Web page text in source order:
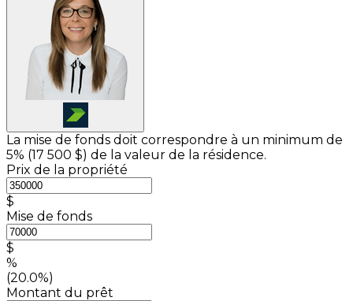
La mise de fonds doit correspondre à un minimum de
5% (17 500 $) de la valeur de la résidence.
Prix de la propriété
$
Mise de fonds
$
%
(20.0%)
Montant du prêt